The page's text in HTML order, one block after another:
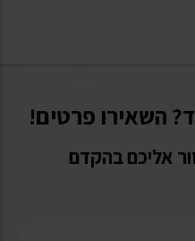
השאירו פרטים!
אליכם בהקדם